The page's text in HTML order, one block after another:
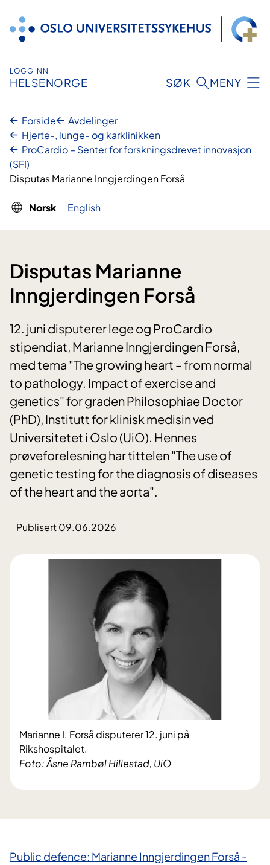
innhold
LOGG INN
HELSENORGE SØK MENY
Forside
Avdelinger
Hjerte-, lunge- og karklinikken
ProCardio – Senter for forskningsdrevet innovasjon
(SFI)
Disputas Marianne Inngjerdingen Forså
Norsk English
Disputas Marianne
Inngjerdingen Forså
12. juni disputerer lege og ProCardio
stipendiat, Marianne Inngjerdingen Forså,
med tema "The growing heart – from normal
to pathology. Impact of exercise and
genetics" for graden Philosophiae Doctor
(PhD), Institutt for klinisk medisin ved
Universitetet i Oslo (UiO). Hennes
prøveforelesning har tittelen "The use of
genetic testing for the diagnosis of diseases
of the heart and the aorta".
Publisert 09.06.2026
Foto: Åsne Rambøl Hillestad, UiO
Marianne I. Forså disputerer 12. juni på
Rikshospitalet.
Public defence: Marianne Inngjerdingen Forså -